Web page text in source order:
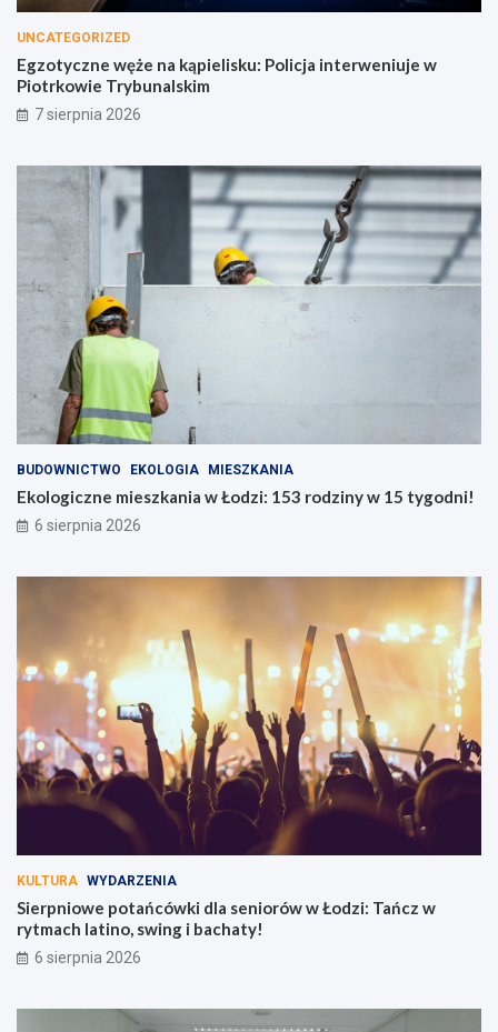
UNCATEGORIZED
Egzotyczne węże na kąpielisku: Policja interweniuje w
Piotrkowie Trybunalskim
7 sierpnia 2026
BUDOWNICTWO EKOLOGIA MIESZKANIA
Ekologiczne mieszkania w Łodzi: 153 rodziny w 15 tygodni!
6 sierpnia 2026
KULTURA WYDARZENIA
Sierpniowe potańcówki dla seniorów w Łodzi: Tańcz w
rytmach latino, swing i bachaty!
6 sierpnia 2026